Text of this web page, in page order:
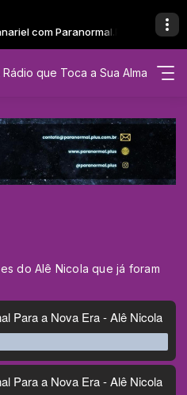
com Paranormal.Plus
que Toca a Sua Alma
do Alê Nicola que já foram